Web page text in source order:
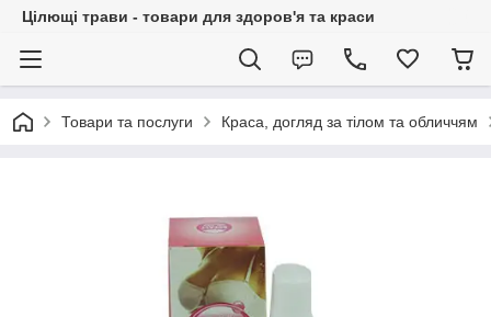
Цілющі трави - товари для здоров'я та краси
Товари та послуги Краса, догляд за тілом та обличчям